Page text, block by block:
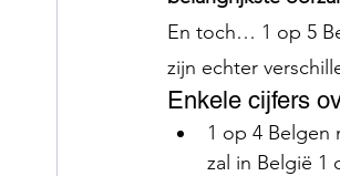
En toch… 1 op 5
zijn echter
Enkele cijfers
1 op 4
zal in België 1